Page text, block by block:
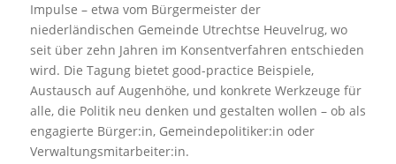
Impulse – etwa vom Bürgermeister der
niederländischen Gemeinde Utrechtse Heuvelrug, wo
seit über zehn Jahren im Konsentverfahren entschieden
wird. Die Tagung bietet good-practice Beispiele,
Austausch auf Augenhöhe, und konkrete Werkzeuge für
alle, die Politik neu denken und gestalten wollen – ob als
engagierte Bürger:in, Gemeindepolitiker:in oder
Verwaltungsmitarbeiter:in.